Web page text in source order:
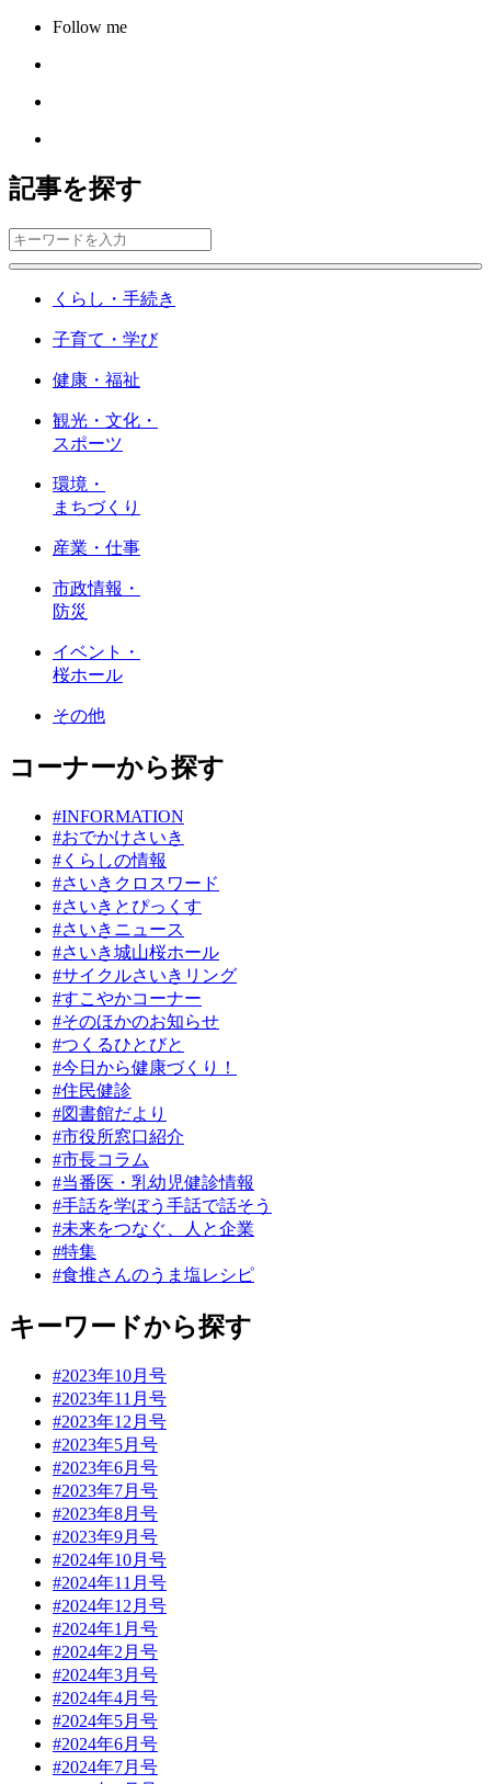
Follow me
記事を探す
くらし・手続き
子育て・学び
健康・福祉
観光・文化・
スポーツ
環境・
まちづくり
産業・仕事
市政情報・
防災
イベント・
桜ホール
その他
コーナーから探す
#INFORMATION
#おでかけさいき
#くらしの情報
#さいきクロスワード
#さいきとぴっくす
#さいきニュース
#さいき城山桜ホール
#サイクルさいきリング
#すこやかコーナー
#そのほかのお知らせ
#つくるひとびと
#今日から健康づくり！
#住民健診
#図書館だより
#市役所窓口紹介
#市長コラム
#当番医・乳幼児健診情報
#手話を学ぼう手話で話そう
#未来をつなぐ、人と企業
#特集
#食推さんのうま塩レシピ
キーワードから探す
#2023年10月号
#2023年11月号
#2023年12月号
#2023年5月号
#2023年6月号
#2023年7月号
#2023年8月号
#2023年9月号
#2024年10月号
#2024年11月号
#2024年12月号
#2024年1月号
#2024年2月号
#2024年3月号
#2024年4月号
#2024年5月号
#2024年6月号
#2024年7月号